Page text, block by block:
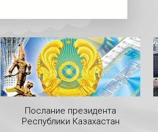
Послание президента
Республики Казахастан